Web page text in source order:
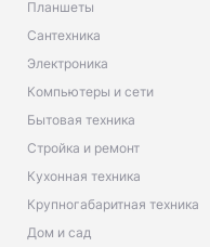
Планшеты
Сантехника
Электроника
Компьютеры и сети
Бытовая техника
Стройка и ремонт
Кухонная техника
Крупногабаритная техника
Дом и сад